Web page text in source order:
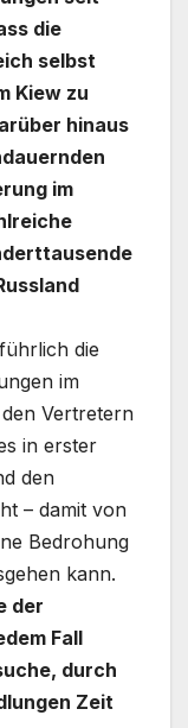
die
selbst
Kiew zu
hinaus
im
die
im
Vertretern
in erster
den
– damit von
Bedrohung
kann.
der
Fall
durch
Zeit